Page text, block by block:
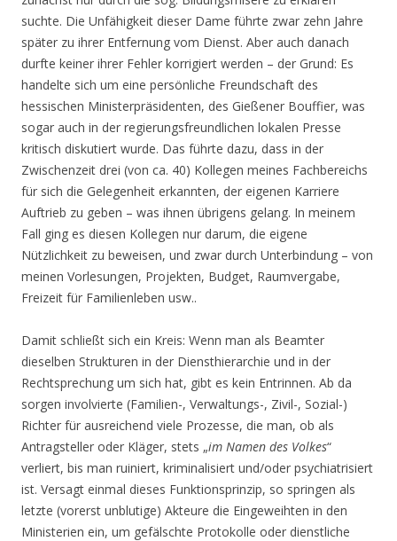
suchte. Die Unfähigkeit dieser Dame führte zwar zehn Jahre
später zu ihrer Entfernung vom Dienst. Aber auch danach
durfte keiner ihrer Fehler korrigiert werden – der Grund: Es
handelte sich um eine persönliche Freundschaft des
hessischen Ministerpräsidenten, des Gießener Bouffier, was
sogar auch in der regierungsfreundlichen lokalen Presse
kritisch diskutiert wurde. Das führte dazu, dass in der
Zwischenzeit drei (von ca. 40) Kollegen meines Fachbereichs
für sich die Gelegenheit erkannten, der eigenen Karriere
Auftrieb zu geben – was ihnen übrigens gelang. In meinem
Fall ging es diesen Kollegen nur darum, die eigene
Nützlichkeit zu beweisen, und zwar durch Unterbindung – von
meinen Vorlesungen, Projekten, Budget, Raumvergabe,
Freizeit für Familienleben usw..
Damit schließt sich ein Kreis: Wenn man als Beamter
dieselben Strukturen in der Diensthierarchie und in der
Rechtsprechung um sich hat, gibt es kein Entrinnen. Ab da
sorgen involvierte (Familien-, Verwaltungs-, Zivil-, Sozial-)
Richter für ausreichend viele Prozesse, die man, ob als
Antragsteller oder Kläger, stets „im Namen des Volkes“
verliert, bis man ruiniert, kriminalisiert und/oder psychiatrisiert
ist. Versagt einmal dieses Funktionsprinzip, so springen als
letzte (vorerst unblutige) Akteure die Eingeweihten in den
Ministerien ein, um gefälschte Protokolle oder dienstliche